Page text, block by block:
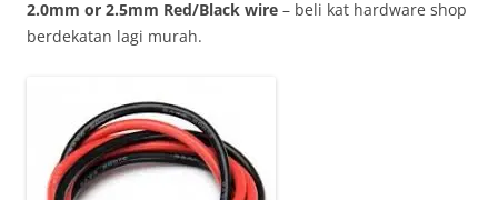
2.0mm or 2.5mm Red/Black wire – beli kat hardware shop
berdekatan lagi murah.